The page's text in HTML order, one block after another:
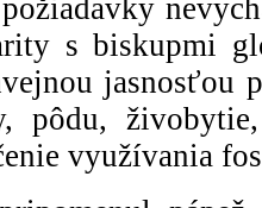
s biskupmi
jasnosťou
pôdu,
využívania